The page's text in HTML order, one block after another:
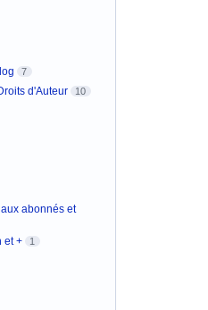
7
d'Auteur 10
abonnés et
et + 1